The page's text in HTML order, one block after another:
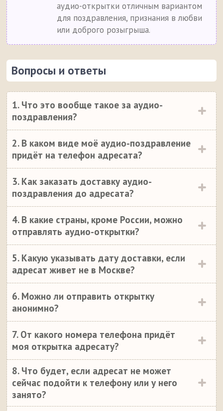
аудио-открытки отличным вариантом
для поздравления, признания в любви
или доброго розыгрыша.
Вопросы и ответы
1. Что это вообще такое за аудио-
поздравления?
2. В каком виде моё аудио-поздравление
придёт на телефон адресата?
3. Как заказать доставку аудио-
поздравления до адресата?
4. В какие страны, кроме России, можно
отправлять аудио-открытки?
5. Какую указывать дату доставки, если
адресат живет не в Москве?
6. Можно ли отправить открытку
анонимно?
7. От какого номера телефона придёт
моя открытка адресату?
8. Что будет, если адресат не может
сейчас подойти к телефону или у него
занято?